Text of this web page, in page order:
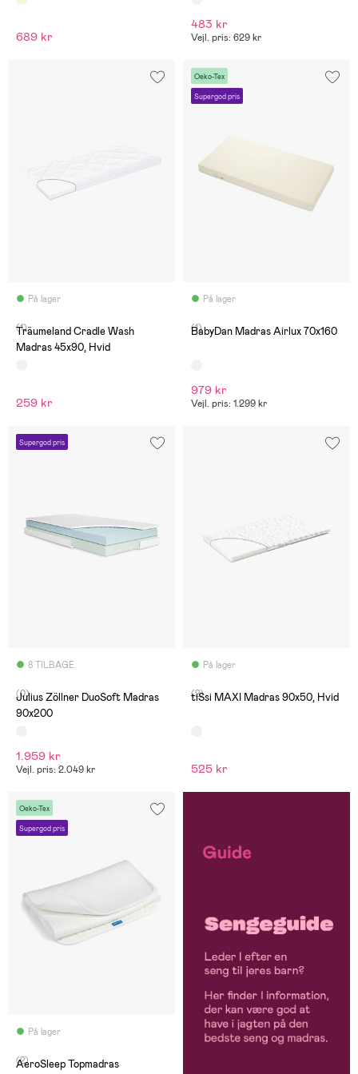
689 kr
483 kr
Vejl. pris: 629 kr
På lager
(1)
Träumeland Cradle Wash
Madras 45x90, Hvid
259 kr
Oeko-Tex
Supergod pris
På lager
(1)
BabyDan Madras Airlux 70x160
979 kr
Vejl. pris: 1.299 kr
Supergod pris
8 TILBAGE
(0)
Julius Zöllner DuoSoft Madras
90x200
1.959 kr
Vejl. pris: 2.049 kr
På lager
(2)
tiSsi MAXI Madras 90x50, Hvid
525 kr
Oeko-Tex
Supergod pris
På lager
(2)
AeroSleep Topmadras